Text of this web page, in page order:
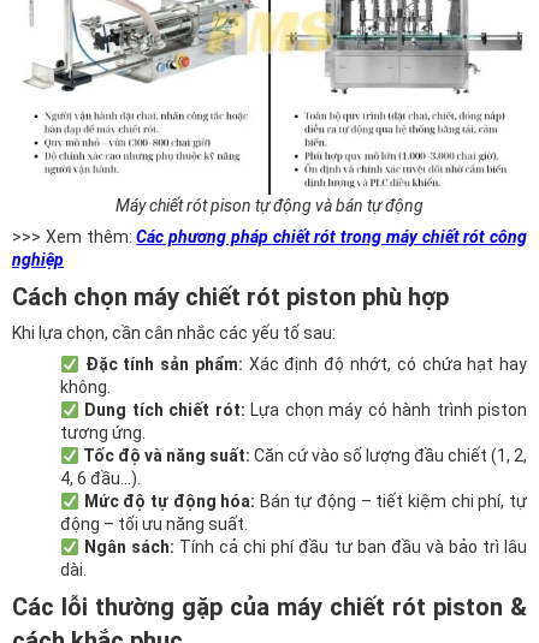
Máy chiết rót pison tự động và bán tự động
>>> Xem thêm:Các phương pháp chiết rót trong máy chiết rót công
nghiệp
Cách chọn máy chiết rót piston phù hợp
Khi lựa chọn, cần cân nhắc các yếu tố sau:
Đặc tính sản phẩm: Xác định độ nhớt, có chứa hạt hay
không.
Dung tích chiết rót: Lựa chọn máy có hành trình piston
tương ứng.
Tốc độ và năng suất: Căn cứ vào số lượng đầu chiết (1, 2,
4, 6 đầu…).
Mức độ tự động hóa: Bán tự động – tiết kiệm chi phí, tự
động – tối ưu năng suất.
Ngân sách: Tính cả chi phí đầu tư ban đầu và bảo trì lâu
dài.
Các lỗi thường gặp của máy chiết rót piston &